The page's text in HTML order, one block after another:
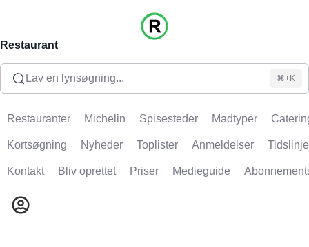
Restaurant
Lav en lynsøgning... ⌘+K
Restauranter Michelin Spisesteder Madtyper
Kortsøgning Nyheder Toplister Anmeldelser Tidslinje
Kontakt Bliv oprettet Priser Medieguide